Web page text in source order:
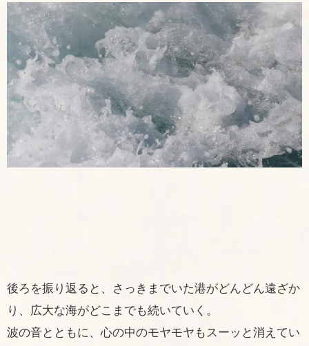
後ろを振り返ると、さっきまでいた港がどんどん遠ざか
り、広大な海がどこまでも続いていく。
波の音とともに、心の中のモヤモヤもスーッと消えてい